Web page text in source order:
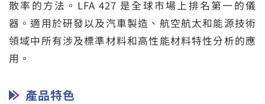
散率的方法。LFA 427 是全球市場上排名第一的儀
器。適用於研發以及汽車製造、航空航太和能源技術
領域中所有涉及標準材料和高性能材料特性分析的應
用。
產品特色